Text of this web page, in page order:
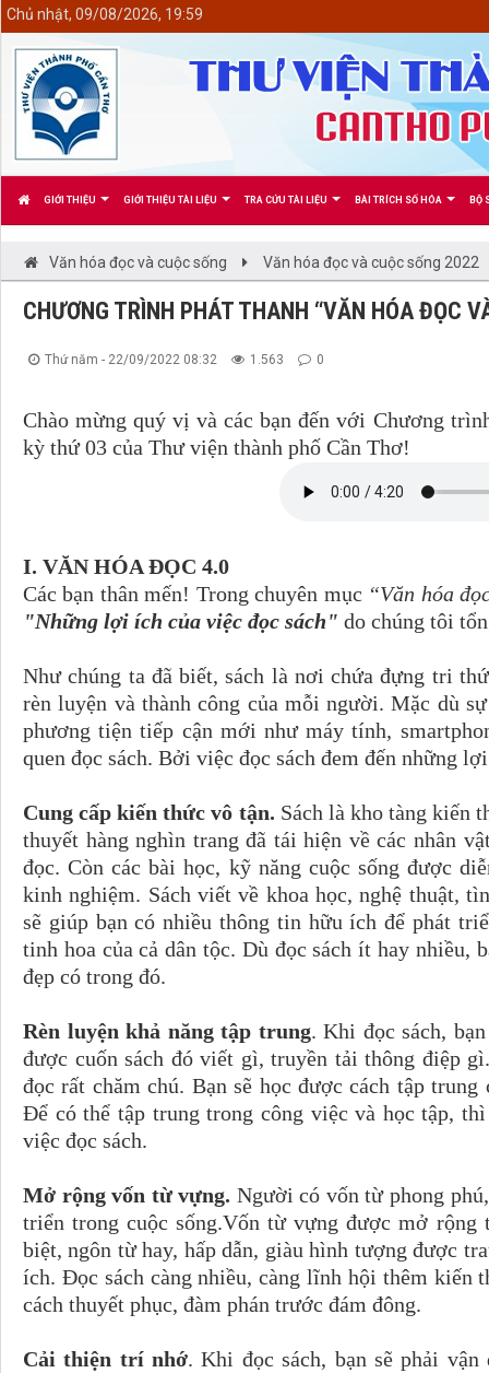
GIỚI THIỆU GIỚI THIỆU TÀI LIỆU TRA CỨU TÀI LIỆU BÀI TRÍCH SỐ HÓA BỘ
Chủ nhật, 09/08/2026, 19:59
Văn hóa đọc và cuộc sống Văn hóa đọc và cuộc sống 2022
CHƯƠNG TRÌNH PHÁT THANH “VĂN HÓA
Thứ năm - 22/09/2022 08:32 1.563 0
Chào mừng quý vị và các bạn đến với Chương
kỳ thứ 03 của Thư viện thành phố Cần Thơ!
I. VĂN HÓA ĐỌC 4.0
Các bạn thân mến! Trong chuyên mục “Văn hóa
"Những lợi ích của việc đọc sách" do chúng tôi
Như chúng ta đã biết, sách là nơi chứa đựng tri
rèn luyện và thành công của mỗi người. Mặc dù
phương tiện tiếp cận mới như máy tính,
quen đọc sách. Bởi việc đọc sách đem đến những
Cung cấp kiến thức vô tận. Sách là kho tàng kiến
thuyết hàng nghìn trang đã tái hiện về các nhân
đọc. Còn các bài học, kỹ năng cuộc sống được
kinh nghiệm. Sách viết về khoa học, nghệ thuật,
sẽ giúp bạn có nhiều thông tin hữu ích để phát
tinh hoa của cả dân tộc. Dù đọc sách ít hay nhiều,
đẹp có trong đó.
Rèn luyện khả năng tập trung. Khi đọc sách,
được cuốn sách đó viết gì, truyền tải thông điệp
đọc rất chăm chú. Bạn sẽ học được cách tập
Để có thể tập trung trong công việc và học tập,
việc đọc sách.
Mở rộng vốn từ vựng. Người có vốn từ phong
triển trong cuộc sống.Vốn từ vựng được mở rộng
biệt, ngôn từ hay, hấp dẫn, giàu hình tượng được
ích. Đọc sách càng nhiều, càng lĩnh hội thêm kiến
cách thuyết phục, đàm phán trước đám đông.
Cải thiện trí nhớ. Khi đọc sách, bạn sẽ phải
<